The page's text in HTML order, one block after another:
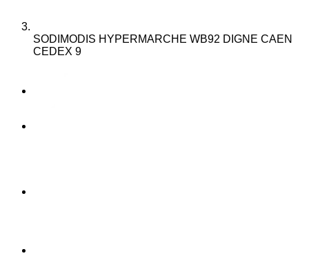
SODIMODIS HYPERMARCHE WB92 DIGNE CAEN
CEDEX 9